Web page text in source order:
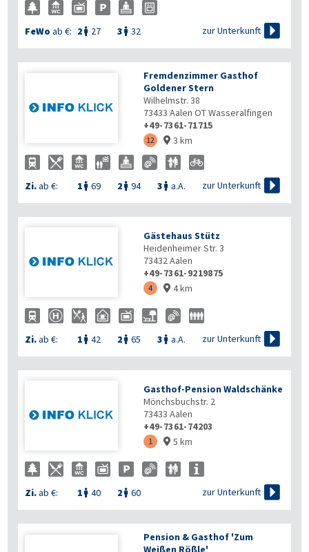
FeWo ab €: 2  27 3  32 zur Unterkunft 
Fremdenzimmer Gasthof
Goldener Stern
Wilhelmstr. 38
73433 Aalen OT Wasseralfingen
+49-7361-71715
12  3 km
Zi.ab €: 1  69 2  94 3  a.A. zur Unterkunft 
Gästehaus Stütz
Heidenheimer Str. 3
73432Aalen
+49-7361-9219875
4  4 km
Zi.ab €: 1  42 2  65 3  a.A. zur Unterkunft 
Gasthof-Pension Waldschänke
Mönchsbuchstr. 2
73433 Aalen
+49-7361-74203
1  5 km
Zi.ab €: 1  40 2  60 zur Unterkunft 
Pension & Gasthof 'Zum
Weißen Rößle'